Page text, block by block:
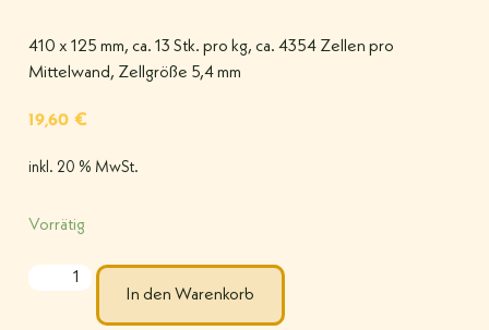
410 x 125 mm, ca. 13 Stk. pro kg, ca. 4354 Zellen pro
Mittelwand, Zellgröße 5,4 mm
19,60 €
inkl. 20 % MwSt.
Vorrätig
In den Warenkorb